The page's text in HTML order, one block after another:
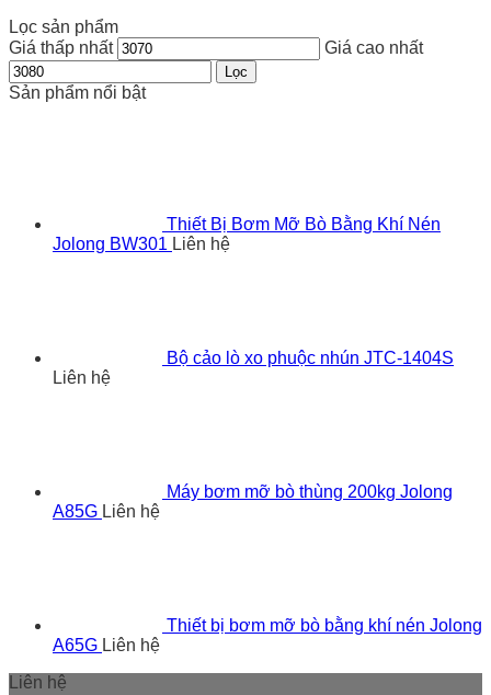
Lọc sản phẩm
Giá thấp nhất
Giá cao nhất
Lọc
Sản phẩm nổi bật
Thiết Bị Bơm Mỡ Bò Bằng Khí Nén
Jolong BW301 Liên hệ
Bộ cảo lò xo phuộc nhún JTC-1404S
Liên hệ
Máy bơm mỡ bò thùng 200kg Jolong
A85G Liên hệ
Thiết bị bơm mỡ bò bằng khí nén Jolong
A65G Liên hệ
Liên hệ